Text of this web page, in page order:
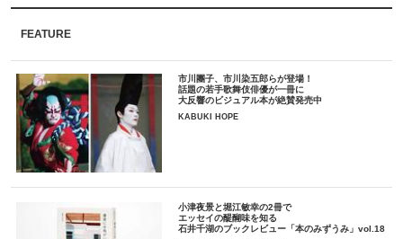
FEATURE
市川團子、市川染五郎らが登場！
話題の若手歌舞伎俳優が一冊に
大反響のビジュアル本が絶賛発売中
KABUKI HOPE
小津夜景と堀江敏幸の2冊で
エッセイの醍醐味を知る
石井千湖のブックレビュー「本のみずうみ」vol.18